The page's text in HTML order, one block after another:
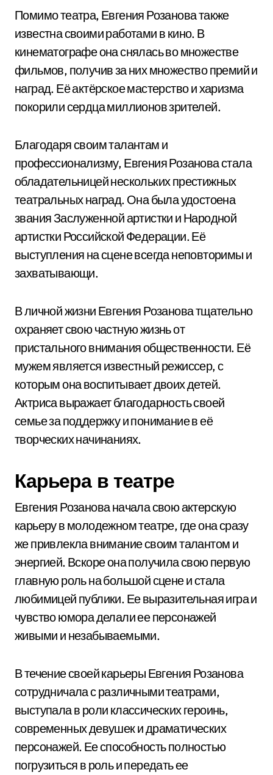
Помимо театра, Евгения Розанова также
известна своими работами в кино. В
кинематографе она снялась во множестве
фильмов, получив за них множество премий и
наград. Её актёрское мастерство и харизма
покорили сердца миллионов зрителей.
Благодаря своим талантам и
профессионализму, Евгения Розанова стала
обладательницей нескольких престижных
театральных наград. Она была удостоена
звания Заслуженной артистки и Народной
артистки Российской Федерации. Её
выступления на сцене всегда неповторимы и
захватывающи.
В личной жизни Евгения Розанова тщательно
охраняет свою частную жизнь от
пристального внимания общественности. Её
мужем является известный режиссер, с
которым она воспитывает двоих детей.
Актриса выражает благодарность своей
семье за поддержку и понимание в её
творческих начинаниях.
Карьера в театре
Евгения Розанова начала свою актерскую
карьеру в молодежном театре, где она сразу
же привлекла внимание своим талантом и
энергией. Вскоре она получила свою первую
главную роль на большой сцене и стала
любимицей публики. Ее выразительная игра и
чувство юмора делали ее персонажей
живыми и незабываемыми.
В течение своей карьеры Евгения Розанова
сотрудничала с различными театрами,
выступала в роли классических героинь,
современных девушек и драматических
персонажей. Ее способность полностью
погрузиться в роль и передать ее